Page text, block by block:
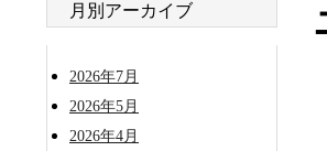
月別アーカイブ
2026年7月
2026年5月
2026年4月